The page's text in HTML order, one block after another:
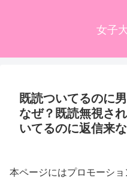
女子
既読ついてるのに
なぜ？既読無視さ
いてるのに返信来
本ページにはプロモーショ